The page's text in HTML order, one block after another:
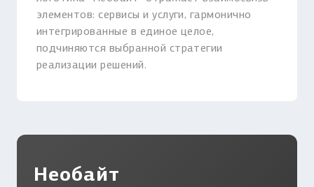
элементов: сервисы и услуги, гармонично
интегрированные в единое целое,
подчиняются выбранной стратегии
реализации решений.
Необайт